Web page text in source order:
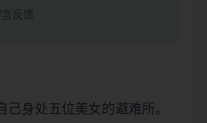
反馈
身处五位美女的避难所。